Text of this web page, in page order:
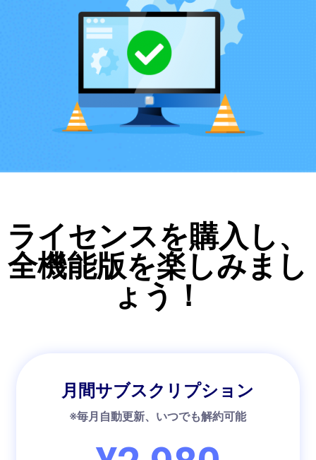
ライセンスを購入し、
全機能版を楽しみまし
ょう！
月間サブスクリプション
※毎月自動更新、いつでも解約可能